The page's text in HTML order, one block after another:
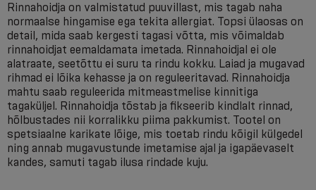
Rinnahoidja on valmistatud puuvillast, mis tagab naha
normaalse hingamise ega tekita allergiat. Topsi ülaosas on
detail, mida saab kergesti tagasi võtta, mis võimaldab
rinnahoidjat eemaldamata imetada. Rinnahoidjal ei ole
alatraate, seetõttu ei suru ta rindu kokku. Laiad ja mugavad
rihmad ei lõika kehasse ja on reguleeritavad. Rinnahoidja
mahtu saab reguleerida mitmeastmelise kinnitiga
tagaküljel. Rinnahoidja tõstab ja fikseerib kindlalt rinnad,
hõlbustades nii korralikku piima pakkumist. Tootel on
spetsiaalne karikate lõige, mis toetab rindu kõigil külgedel
ning annab mugavustunde imetamise ajal ja igapäevaselt
kandes, samuti tagab ilusa rindade kuju.